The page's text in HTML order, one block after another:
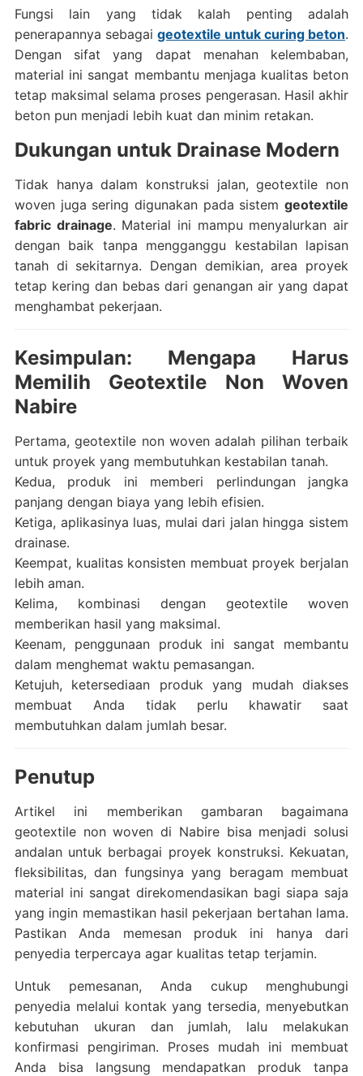
Fungsi lain yang tidak kalah penting adalah
penerapannya sebagai geotextile untuk curing beton.
Dengan sifat yang dapat menahan kelembaban,
material ini sangat membantu menjaga kualitas beton
tetap maksimal selama proses pengerasan. Hasil akhir
beton pun menjadi lebih kuat dan minim retakan.
Dukungan untuk Drainase Modern
Tidak hanya dalam konstruksi jalan, geotextile non
woven juga sering digunakan pada sistemgeotextile
fabric drainage. Material ini mampu menyalurkan air
dengan baik tanpa mengganggu kestabilan lapisan
tanah di sekitarnya. Dengan demikian, area proyek
tetap kering dan bebas dari genangan air yang dapat
menghambat pekerjaan.
Kesimpulan: Mengapa Harus
Memilih Geotextile Non Woven
Nabire
Pertama, geotextile non woven adalah pilihan terbaik
untuk proyek yang membutuhkan kestabilan tanah.
Kedua, produk ini memberi perlindungan jangka
panjang dengan biaya yang lebih efisien.
Ketiga, aplikasinya luas, mulai dari jalan hingga sistem
drainase.
Keempat, kualitas konsisten membuat proyek berjalan
lebih aman.
Kelima, kombinasi dengan geotextile woven
memberikan hasil yang maksimal.
Keenam, penggunaan produk ini sangat membantu
dalam menghemat waktu pemasangan.
Ketujuh, ketersediaan produk yang mudah diakses
membuat Anda tidak perlu khawatir saat
membutuhkan dalam jumlah besar.
Penutup
Artikel ini memberikan gambaran bagaimana
geotextile non woven di Nabire bisa menjadi solusi
andalan untuk berbagai proyek konstruksi. Kekuatan,
fleksibilitas, dan fungsinya yang beragam membuat
material ini sangat direkomendasikan bagi siapa saja
yang ingin memastikan hasil pekerjaan bertahan lama.
Pastikan Anda memesan produk ini hanya dari
penyedia terpercaya agar kualitas tetap terjamin.
Untuk pemesanan, Anda cukup menghubungi
penyedia melalui kontak yang tersedia, menyebutkan
kebutuhan ukuran dan jumlah, lalu melakukan
konfirmasi pengiriman. Proses mudah ini membuat
Anda bisa langsung mendapatkan produk tanpa